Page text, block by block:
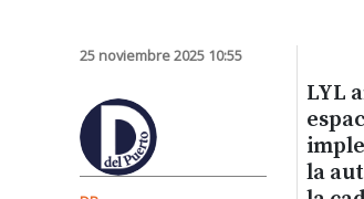
25 noviembre 2025 10:55
LYL
la